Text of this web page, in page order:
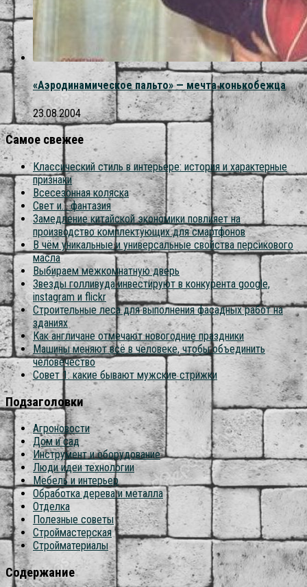
«Аэродинамическое пальто» — мечта конькобежца
23.08.2004
Самое свежее
Классический стиль в интерьере: история и характерные
признаки
Всесезонная коляска
Свет и… фантазия
Замедление китайской экономики повлияет на
производство комплектующих для смартфонов
В чём уникальные и универсальные свойства персикового
масла
Выбираем межкомнатную дверь
Звезды голливуда инвестируют в конкурента google,
instagram и flickr
Строительные леса для выполнения фасадных работ на
зданиях
Как англичане отмечают новогодние праздники
Машины меняют всё в человеке, чтобы объединить
человечество
Совет 1: какие бывают мужские стрижки
Подзаголовки
Агроновости
Дом и сад
Инструмент и оборудование
Люди идеи технологии
Мебель и интерьер
Обработка дерева и металла
Отделка
Полезные советы
Строймастерская
Стройматериалы
Содержание